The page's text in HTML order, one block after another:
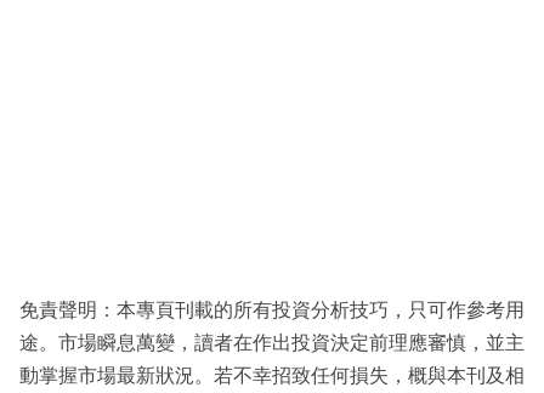
免責聲明：本專頁刊載的所有投資分析技巧，只可作參考用
途。市場瞬息萬變，讀者在作出投資決定前理應審慎，並主
動掌握市場最新狀況。若不幸招致任何損失，概與本刊及相